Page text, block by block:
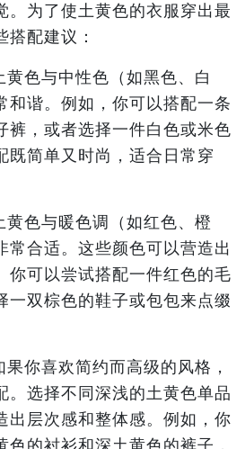
。为了使土黄色的衣服穿出最
配建议：
黄色与中性色（如黑色、白
和谐。例如，你可以搭配一条
裤，或者选择一件白色或米色
既简单又时尚，适合日常穿
黄色与暖色调（如红色、橙
常合适。这些颜色可以营造出
你可以尝试搭配一件红色的毛
一双棕色的鞋子或包包来点缀
果你喜欢简约而高级的风格，
。选择不同深浅的土黄色单品
出层次感和整体感。例如，你
色的衬衫和深土黄色的裤子，